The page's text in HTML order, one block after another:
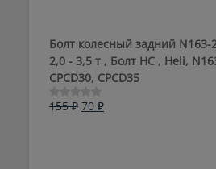
Болт колесный задний N163-
2,0 - 3,5 т , Болт HC , Heli,
CPCD30, CPCD35
Оценка
155₽ Первоначальная
70 ₽Текущая